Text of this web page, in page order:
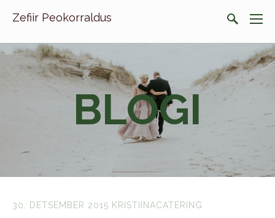
Zefiir Peokorraldus
BLOGI
30. DETSEMBER 2015 KRISTIINACATERING